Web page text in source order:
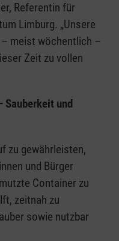
Referentin für
Limburg. „Unsere
meist wöchentlich –
Zeit zu vollen
Sauberkeit und
zu gewährleisten,
und Bürger
Container zu
zeitnah zu
sowie nutzbar